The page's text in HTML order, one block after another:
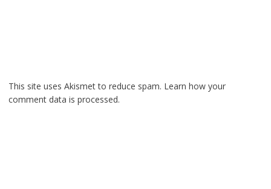
This site uses Akismet to reduce spam. Learn how your
comment data is processed.